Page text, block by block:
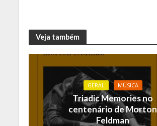
Veja também
GERAL MÚSICA
Triadic Memories no
centenário de Morton
Feldman